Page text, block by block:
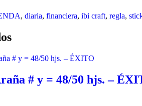
, diaria, financiera, ibi craft, regla,
# y = 48/50 hjs. –